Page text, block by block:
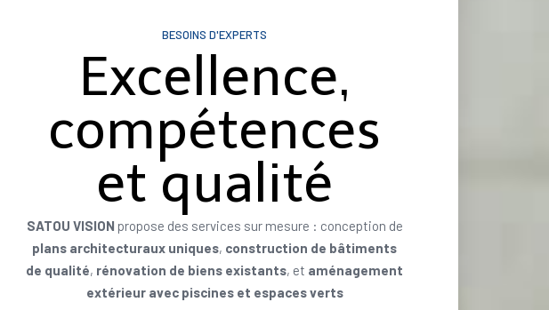
BESOINS D'EXPERTS
Excellence,
compétences
et qualité
SATOU VISION propose des services sur mesure : conception de
plans architecturaux uniques, construction de bâtiments
de qualité, rénovation de biens existants, et aménagement
extérieur avec piscines et espaces verts